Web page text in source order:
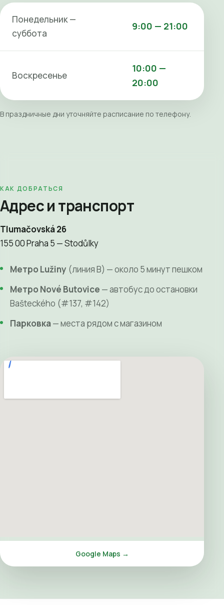
Понедельник —
суббота
9:00 — 21:00
Воскресенье
10:00 —
20:00
В праздничные дни уточняйте расписание по телефону.
КАК ДОБРАТЬСЯ
Адрес и транспорт
Tlumačovská 26
155 00 Praha 5 — Stodůlky
Метро Lužiny (линия B) — около 5 минут пешком
Метро Nové Butovice — автобус до остановки
Bašteckého (#137, #142)
Парковка — места рядом с магазином
Google Maps →